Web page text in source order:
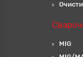
MIG